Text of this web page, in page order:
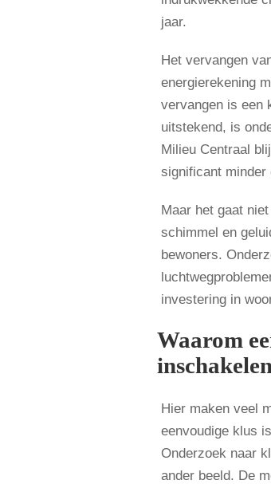
jaar.
Het vervangen
energierekening
vervangen is een
uitstekend, is
Milieu Centraal
significant minder
Maar het gaat
schimmel en
bewoners.
investering in
Waarom
Hier maken veel
eenvoudige klus
Onderzoek naar
ander beeld. De